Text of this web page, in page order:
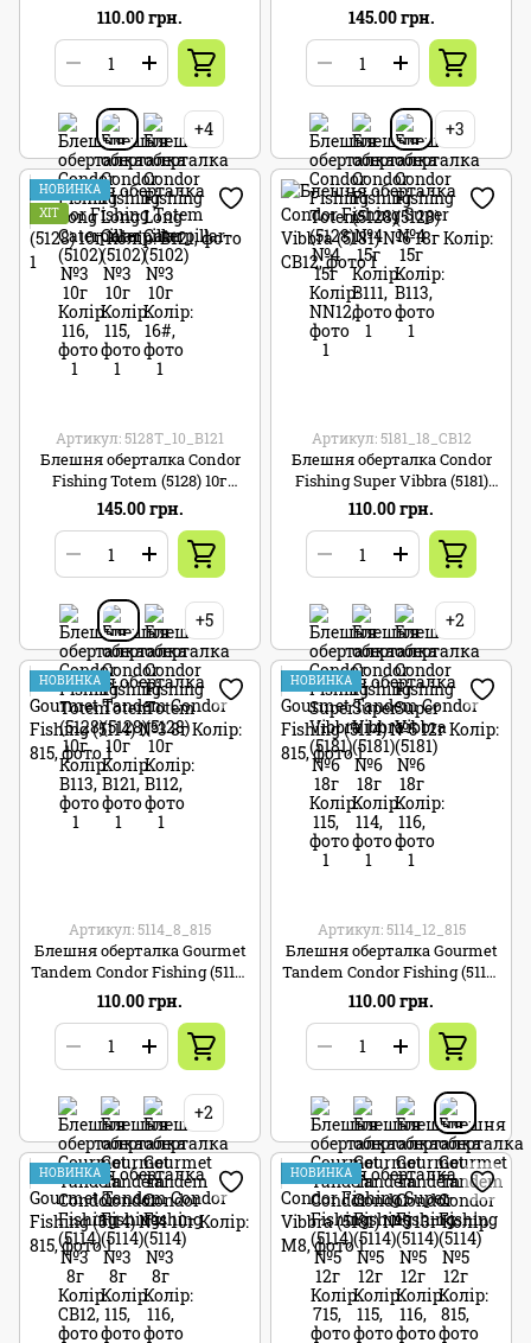
№3 10г Колір: 115
110.00 грн.
+4
B113
145.00 грн.
+3
НОВИНКА
ХІТ
Артикул: 5128T_10_B121
Блешня оберталка Condor
Fishing Totem (5128) 10г
Колір: B121
145.00 грн.
+5
Артикул: 5181_18_CB12
Блешня оберталка Condor
Fishing Super Vibbra (5181)
№6 18г Колір: CB12
110.00 грн.
+2
НОВИНКА
Артикул: 5114_8_815
Блешня оберталка Gourmet
Tandem Condor Fishing (5114)
№3 8г Колір: 815
110.00 грн.
+2
НОВИНКА
Артикул: 5114_12_815
Блешня оберталка Gourmet
Tandem Condor Fishing (5114)
№5 12г Колір: 815
110.00 грн.
НОВИНКА НОВИНКА